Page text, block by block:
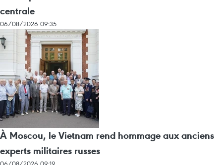
centrale
06/08/2026 09:35
À Moscou, le Vietnam rend hommage aux anciens
experts militaires russes